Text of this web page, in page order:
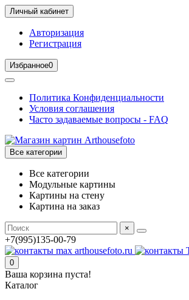
Личный кабинет
Авторизация
Регистрация
Избранное0
Политика Конфиденциальности
Условия соглашения
Часто задаваемые вопросы - FAQ
Все категории
Все категории
Модульные картины
Картины на стену
Картина на заказ
×
+7(995)135-00-79
0
Ваша корзина пуста!
Каталог